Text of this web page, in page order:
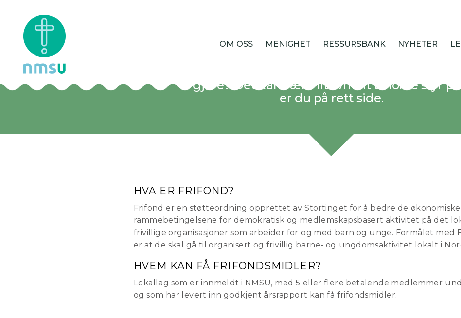
NYHETER
RESSURSBANK
MENIGHET
OM OSS
Hva er Frifond?
vi gjøre? Det kan være litt vrient å holde styr på.
er du på rett side.
HVA ER FRIFOND?
Frifond er en støtteordning opprettet av Stortinget for å bedre de økonomiske
rammebetingelsene for demokratisk og medlemskapsbasert aktivitet på det
frivillige organisasjoner som arbeider for og med barn og unge. Formålet med
er at de skal gå til organisert og frivillig barne- og ungdomsaktivitet lokalt i
HVEM KAN FÅ FRIFONDSMIDLER?
Lokallag som er innmeldt i NMSU, med 5 eller flere betalende medlemmer
og som har levert inn godkjent årsrapport kan få frifondsmidler.